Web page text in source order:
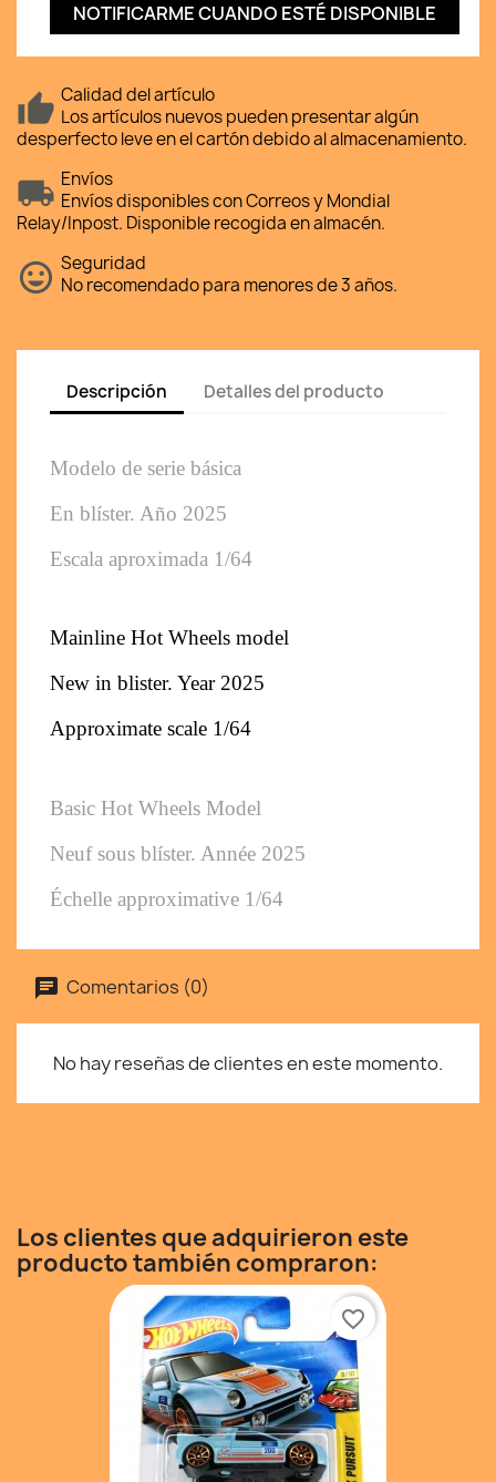
NOTIFICARME CUANDO ESTÉ DISPONIBLE
Calidad del artículo
Los artículos nuevos pueden presentar algún
desperfecto leve en el cartón debido al almacenamiento.
Envíos
Envíos disponibles con Correos y Mondial
Relay/Inpost. Disponible recogida en almacén.
Seguridad
No recomendado para menores de 3 años.
Descripción Detalles del producto
Modelo de serie básica
En blíster. Año 2025
Escala aproximada 1/64
Mainline Hot Wheels model
New in blister. Year 2025
Approximate scale 1/64
Basic Hot Wheels Model
Neuf sous blíster. Année 2025
Échelle approximative 1/64
Comentarios (0)
No hay reseñas de clientes en este momento.
Los clientes que adquirieron este
producto también compraron:
favorite_border